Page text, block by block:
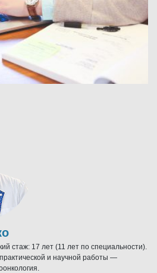
стаж: 17 лет (11 лет по специальности).
и научной работы —